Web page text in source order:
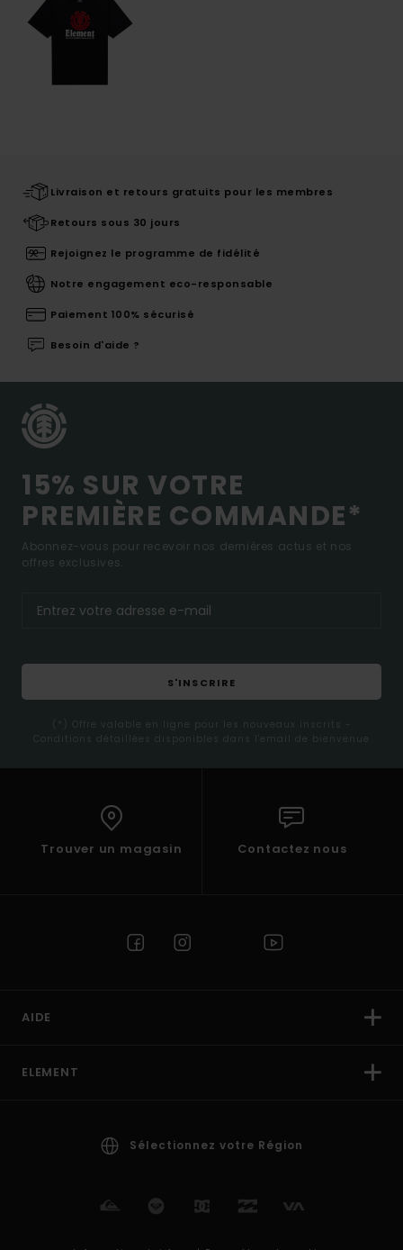
Livraison et retours gratuits pour les membres
Retours sous 30 jours
Rejoignez le programme de fidélité
Notre engagement eco-responsable
Paiement 100% sécurisé
Besoin d'aide ?
15% SUR VOTRE
PREMIÈRE COMMANDE*
Abonnez-vous pour recevoir nos dernières actus et nos
offres exclusives.
S'INSCRIRE
(*) Offre valable en ligne pour les nouveaux inscrits -
Conditions détaillées disponibles dans l'email de bienvenue
Trouver un magasin Contactez nous
AIDE
ELEMENT
Sélectionnez votre Région